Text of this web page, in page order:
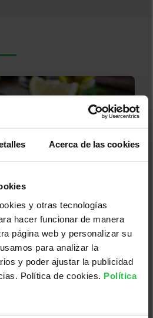
Acerca de las cookies
y otras tecnologías
hacer funcionar de manera
página web y personalizar su
para analizar la
y poder ajustar la publicidad
Política de cookies. Política
d'albergínies
- Ciutadella